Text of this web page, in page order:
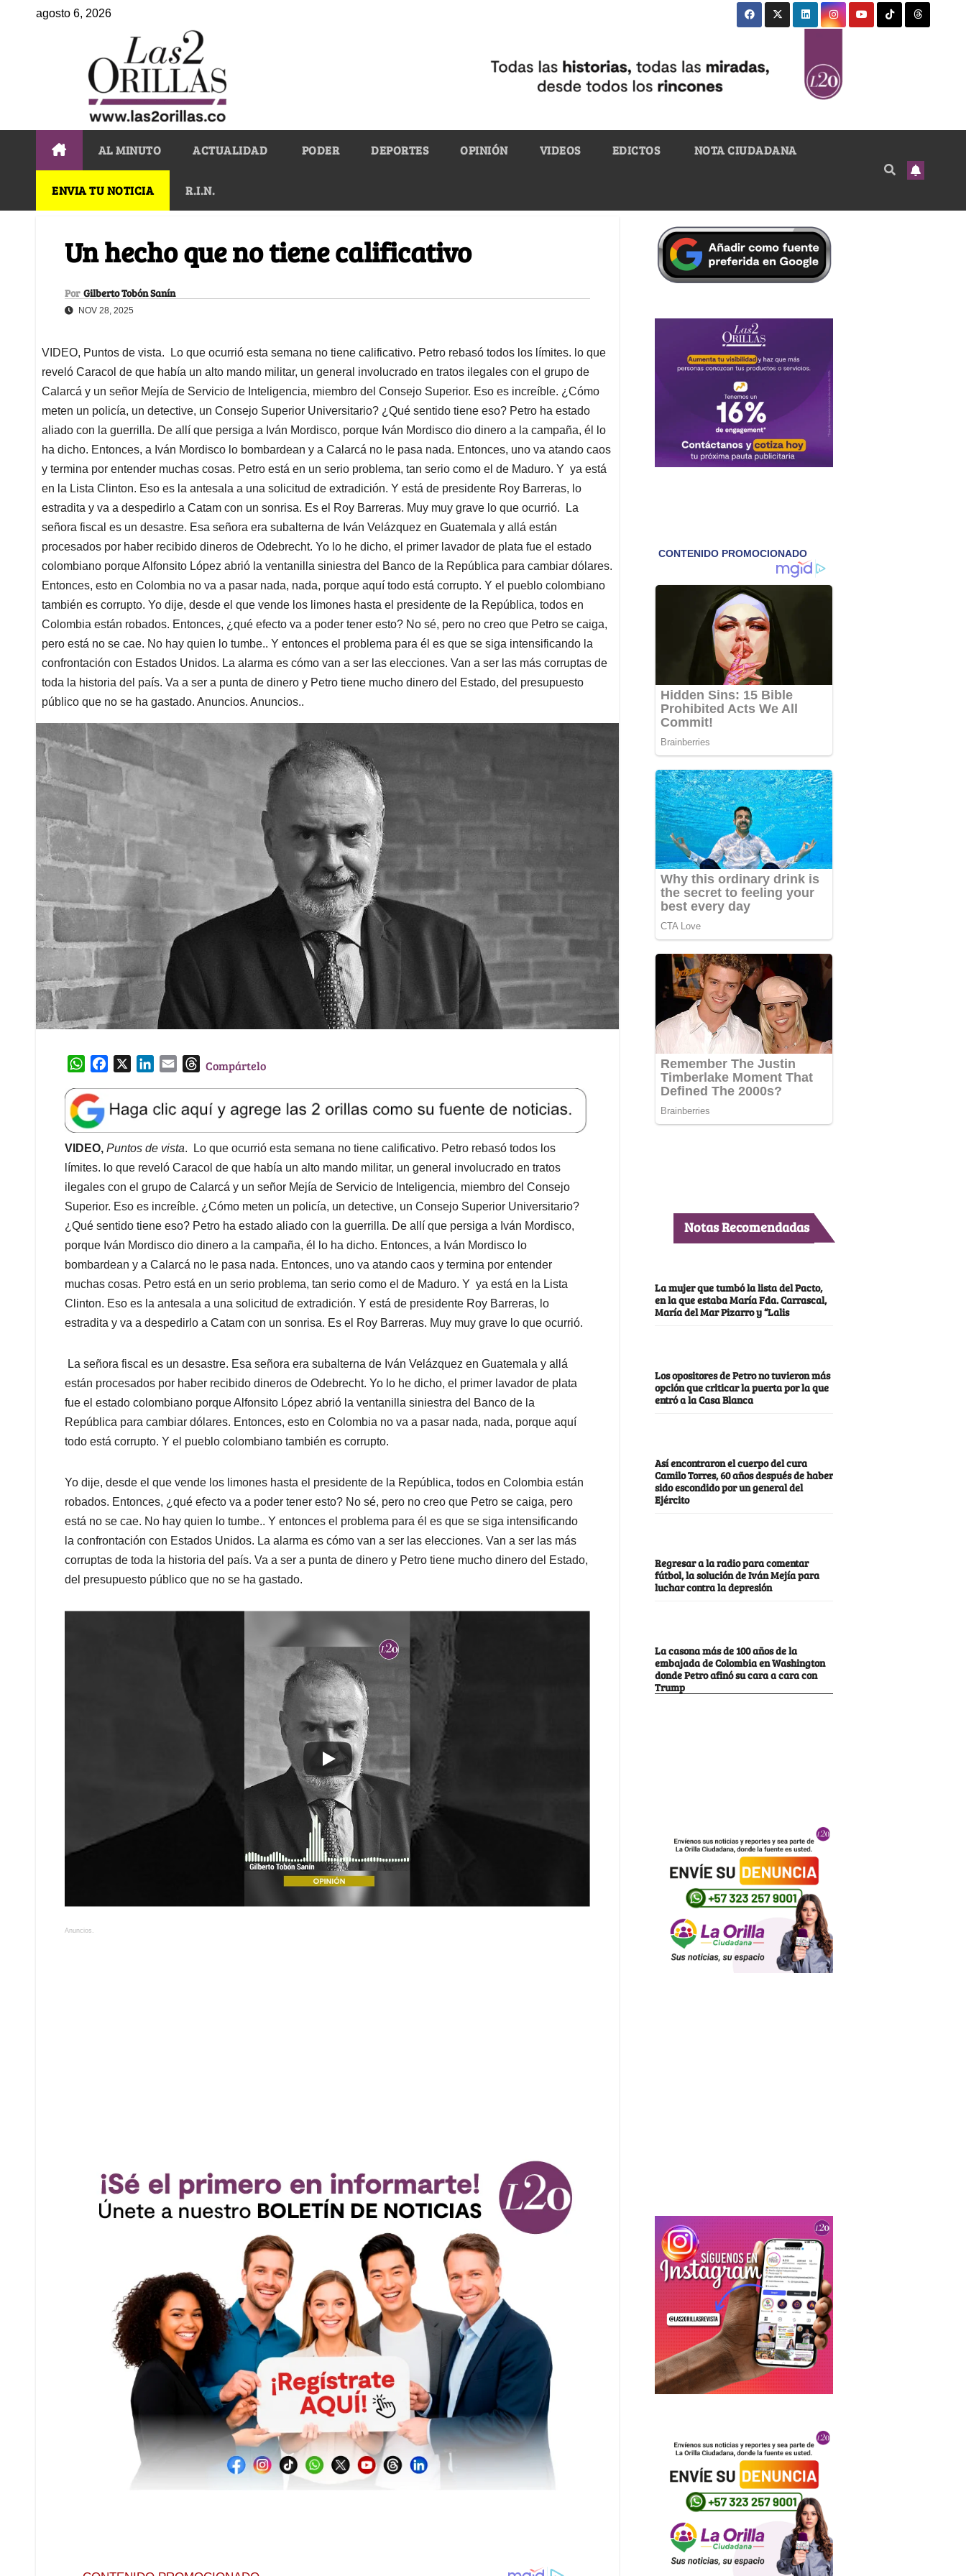
agosto 6, 2026
AL MINUTO ACTUALIDAD PODER DEPORTES OPINIÓN VIDEOS EDICTOS NOTA CIUDADANA
ENVIA TU NOTICIA R.I.N.
Un hecho que no tiene calificativo
Por Gilberto Tobón Sanín
NOV 28, 2025
VIDEO, Puntos de vista. Lo que ocurrió esta semana no tiene calificativo. Petro rebasó todos los límites. lo que
reveló Caracol de que había un alto mando militar, un general involucrado en tratos ilegales con el grupo de
Calarcá y un señor Mejía de Servicio de Inteligencia, miembro del Consejo Superior. Eso es increíble. ¿Cómo
meten un policía, un detective, un Consejo Superior Universitario? ¿Qué sentido tiene eso? Petro ha estado
aliado con la guerrilla. De allí que persiga a Iván Mordisco, porque Iván Mordisco dio dinero a la campaña, él lo
ha dicho. Entonces, a Iván Mordisco lo bombardean y a Calarcá no le pasa nada. Entonces, uno va atando caos
y termina por entender muchas cosas. Petro está en un serio problema, tan serio como el de Maduro. Y ya está
en la Lista Clinton. Eso es la antesala a una solicitud de extradición. Y está de presidente Roy Barreras, lo
estradita y va a despedirlo a Catam con un sonrisa. Es el Roy Barreras. Muy muy grave lo que ocurrió. La
señora fiscal es un desastre. Esa señora era subalterna de Iván Velázquez en Guatemala y allá están
procesados por haber recibido dineros de Odebrecht. Yo lo he dicho, el primer lavador de plata fue el estado
colombiano porque Alfonsito López abrió la ventanilla siniestra del Banco de la República para cambiar dólares.
Entonces, esto en Colombia no va a pasar nada, nada, porque aquí todo está corrupto. Y el pueblo colombiano
también es corrupto. Yo dije, desde el que vende los limones hasta el presidente de la República, todos en
Colombia están robados. Entonces, ¿qué efecto va a poder tener esto? No sé, pero no creo que Petro se caiga,
pero está no se cae. No hay quien lo tumbe.. Y entonces el problema para él es que se siga intensificando la
confrontación con Estados Unidos. La alarma es cómo van a ser las elecciones. Van a ser las más corruptas de
toda la historia del país. Va a ser a punta de dinero y Petro tiene mucho dinero del Estado, del presupuesto
público que no se ha gastado. Anuncios. Anuncios..
W
a
t
s
A
p
p
e
b
o
o
k
k
e
d
I
n
l
T
e
a
d
s
Compártelo
VIDEO, Puntos de vista. Lo que ocurrió esta semana no tiene calificativo. Petro rebasó todos los
límites. lo que reveló Caracol de que había un alto mando militar, un general involucrado en tratos
ilegales con el grupo de Calarcá y un señor Mejía de Servicio de Inteligencia, miembro del Consejo
Superior. Eso es increíble. ¿Cómo meten un policía, un detective, un Consejo Superior Universitario?
¿Qué sentido tiene eso? Petro ha estado aliado con la guerrilla. De allí que persiga a Iván Mordisco,
porque Iván Mordisco dio dinero a la campaña, él lo ha dicho. Entonces, a Iván Mordisco lo
bombardean y a Calarcá no le pasa nada. Entonces, uno va atando caos y termina por entender
muchas cosas. Petro está en un serio problema, tan serio como el de Maduro. Y ya está en la Lista
Clinton. Eso es la antesala a una solicitud de extradición. Y está de presidente Roy Barreras, lo
estradita y va a despedirlo a Catam con un sonrisa. Es el Roy Barreras. Muy muy grave lo que ocurrió.
La señora fiscal es un desastre. Esa señora era subalterna de Iván Velázquez en Guatemala y allá
están procesados por haber recibido dineros de Odebrecht. Yo lo he dicho, el primer lavador de plata
fue el estado colombiano porque Alfonsito López abrió la ventanilla siniestra del Banco de la
República para cambiar dólares. Entonces, esto en Colombia no va a pasar nada, nada, porque aquí
todo está corrupto. Y el pueblo colombiano también es corrupto.
Yo dije, desde el que vende los limones hasta el presidente de la República, todos en Colombia están
robados. Entonces, ¿qué efecto va a poder tener esto? No sé, pero no creo que Petro se caiga, pero
está no se cae. No hay quien lo tumbe.. Y entonces el problema para él es que se siga intensificando
la confrontación con Estados Unidos. La alarma es cómo van a ser las elecciones. Van a ser las más
corruptas de toda la historia del país. Va a ser a punta de dinero y Petro tiene mucho dinero del Estado,
del presupuesto público que no se ha gastado.
Anuncios.
Notas Recomendadas
La mujer que tumbó la lista del Pacto,
en la que estaba María Fda. Carrascal,
María del Mar Pizarro y “Lalis
Los opositores de Petro no tuvieron más
opción que criticar la puerta por la que
entró a la Casa Blanca
Así encontraron el cuerpo del cura
Camilo Torres, 60 años después de haber
sido escondido por un general del
Ejército
Regresar a la radio para comentar
fútbol, la solución de Iván Mejía para
luchar contra la depresión
La casona más de 100 años de la
embajada de Colombia en Washington
donde Petro afinó su cara a cara con
Trump